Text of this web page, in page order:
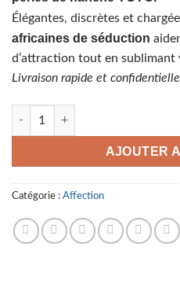
Élégantes, discrètes et
africaines de séduction
d’attraction tout en sublimant
Livraison rapide et
AJOUTER
Catégorie : Affection